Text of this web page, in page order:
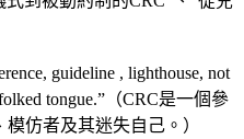
guideline , lighthouse, not
tongue.”（CRC是一個參
仿者及其迷失自己。）